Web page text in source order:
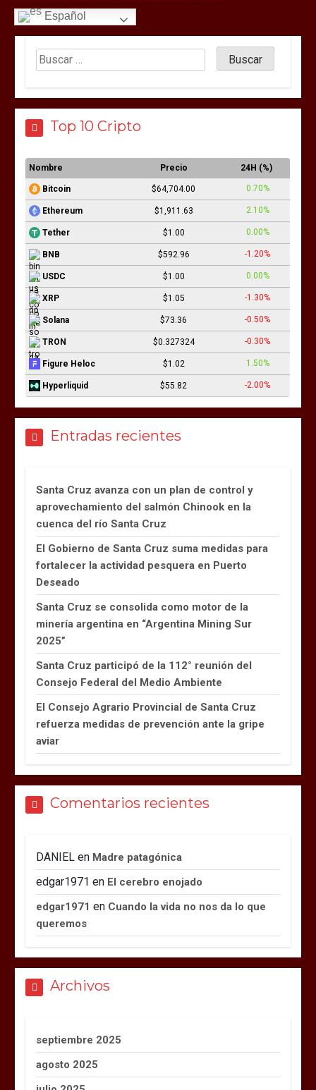
Español
Top 10 Cripto
Nombre Precio 24H (%)
Bitcoin $64,704.00 0.70%
Ethereum $1,911.63 2.10%
Tether $1.00 0.00%
BNB $592.96 -1.20%
USDC $1.00 0.00%
XRP $1.05 -1.30%
Solana $73.36 -0.50%
TRON $0.327324 -0.30%
Figure Heloc $1.02 1.50%
Hyperliquid $55.82 -2.00%
Entradas recientes
Santa Cruz avanza con un plan de control y
aprovechamiento del salmón Chinook en la
cuenca del río Santa Cruz
El Gobierno de Santa Cruz suma medidas para
fortalecer la actividad pesquera en Puerto
Deseado
Santa Cruz se consolida como motor de la
minería argentina en “Argentina Mining Sur
2025”
Santa Cruz participó de la 112° reunión del
Consejo Federal del Medio Ambiente
El Consejo Agrario Provincial de Santa Cruz
refuerza medidas de prevención ante la gripe
aviar
Comentarios recientes
DANIEL en Madre patagónica
edgar1971 en El cerebro enojado
edgar1971 en Cuando la vida no nos da lo que
queremos
Archivos
septiembre 2025
agosto 2025